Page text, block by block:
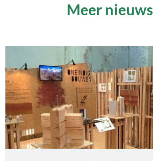
Meer nieuws